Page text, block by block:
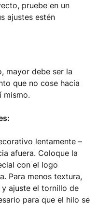
pruebe en un
ajustes estén
mayor debe ser la
que no cose hacia
mismo.
lentamente –
afuera. Coloque la
con el logo
Para menos textura,
y ajuste el tornillo de
para que el hilo se